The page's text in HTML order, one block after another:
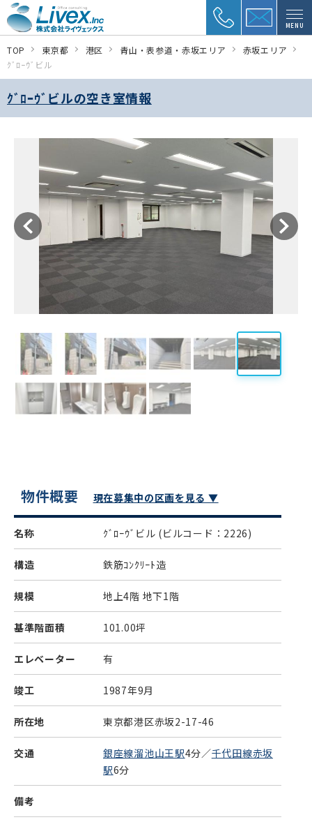
MENU
TOP 東京都 港区 青山・表参道・赤坂エリア
赤坂エリア
ｸﾞﾛｰｳﾞビル
ｸﾞﾛｰｳﾞビルの空き室情報
物件概要 現在募集中の区画を見る ▼
名称 ｸﾞﾛｰｳﾞビル (ビルコード：2226)
構造 鉄筋ｺﾝｸﾘｰﾄ造
規模 地上4階 地下1階
基準階面積 101.00坪
エレベーター 有
竣工 1987年9月
所在地 東京都港区赤坂2-17-46
交通 銀座線溜池山王駅4分／千代田線赤坂
駅6分
備考